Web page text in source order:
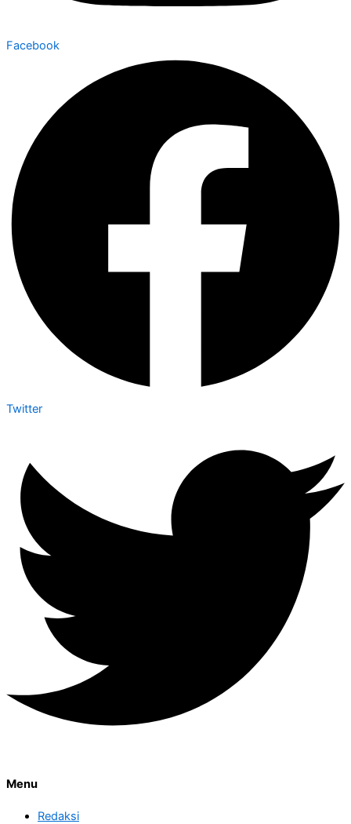
Facebook
Twitter
Menu
Redaksi